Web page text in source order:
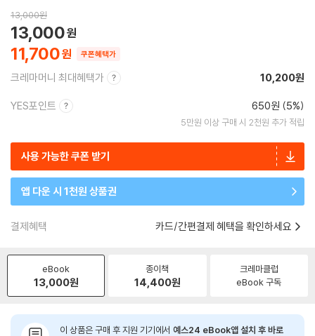
13,000원
11,700
13,000
쿠폰혜택가
크레마머니 최대혜택가 10,200원
YES포인트 650원 (5%)
5만원 이상 구매 시 2천원 추가 적립
사용 가능한 쿠폰 받기
앱 다운 시 1천원 상품권
결제혜택 카드/간편결제 혜택을 확인하세요
eBook
13,000원
종이책
14,400원
크레마클럽
eBook 구독
이 상품은 구매 후 지원 기기에서 예스24 eBook앱 설치 후 바로